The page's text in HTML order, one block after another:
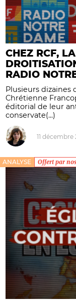
CHEZ RCF,
RADIO
Plusieurs dizaines
Chrétienne
éditorial de leur
conservate(...)
11 décembre
ANALYSE Offert par